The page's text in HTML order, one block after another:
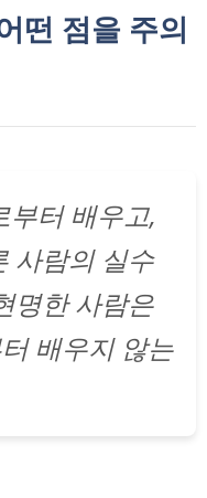
떤 점을 주의
부터 배우고,
사람의 실수
명한 사람은
배우지 않는